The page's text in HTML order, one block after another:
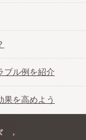
ブル例を紹介
果を高めよう
なび＠大阪